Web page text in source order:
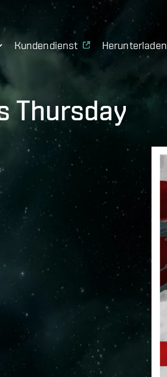
Kundendienst Herunterladen
Thursday